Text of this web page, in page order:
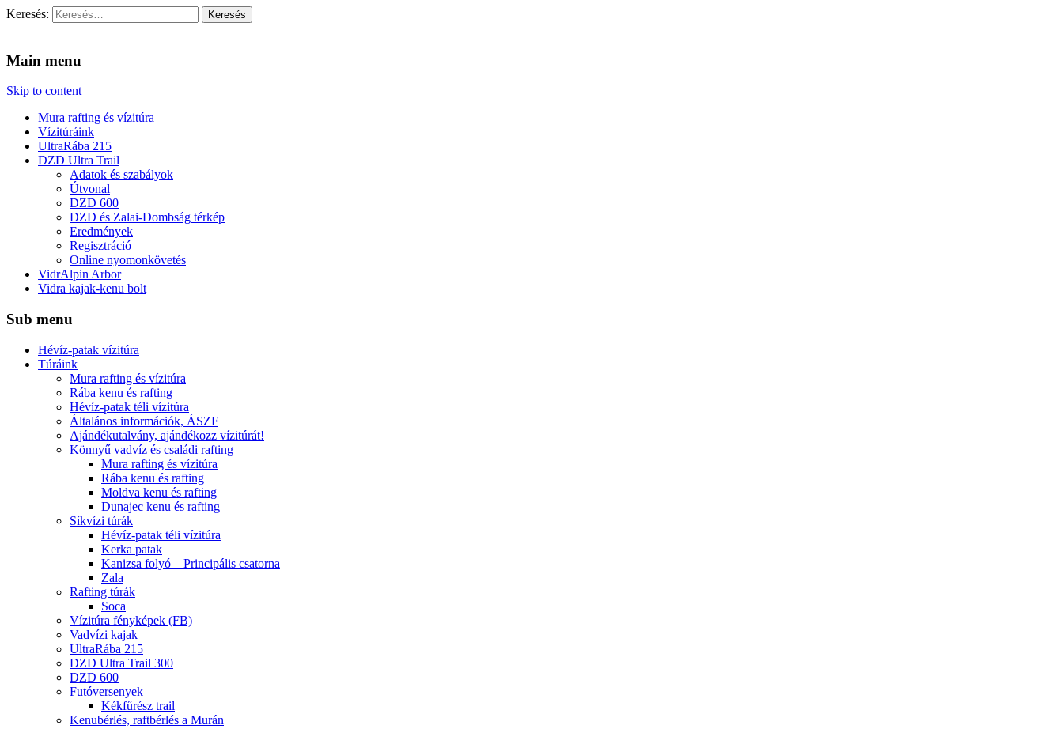
Keresés:
Main menu
Skip to content
Mura rafting és vízitúra
Vízitúráink
UltraRába 215
DZD Ultra Trail
Adatok és szabályok
Útvonal
DZD 600
DZD és Zalai-Dombság térkép
Eredmények
Regisztráció
Online nyomonkövetés
VidrAlpin Arbor
Vidra kajak-kenu bolt
Sub menu
Hévíz-patak vízitúra
Túráink
Mura rafting és vízitúra
Rába kenu és rafting
Hévíz-patak téli vízitúra
Általános információk, ÁSZF
Ajándékutalvány, ajándékozz vízitúrát!
Könnyű vadvíz és családi rafting
Mura rafting és vízitúra
Rába kenu és rafting
Moldva kenu és rafting
Dunajec kenu és rafting
Síkvízi túrák
Hévíz-patak téli vízitúra
Kerka patak
Kanizsa folyó – Principális csatorna
Zala
Rafting túrák
Soca
Vízitúra fényképek (FB)
Vadvízi kajak
UltraRába 215
DZD Ultra Trail 300
DZD 600
Futóversenyek
Kékfűrész trail
Kenubérlés, raftbérlés a Murán